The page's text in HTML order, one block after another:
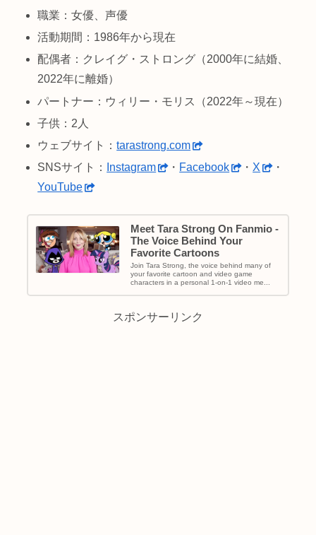
職業：女優、声優
活動期間：1986年から現在
配偶者：クレイグ・ストロング（2000年に結婚、
2022年に離婚）
パートナー：ウィリー・モリス（2022年～現在）
子供：2人
ウェブサイト：tarastrong.com
SNSサイト：
Instagram ・ Facebook ・ X
・
YouTube
Meet Tara Strong On Fanmio -
The Voice Behind Your
Favorite Cartoons
Join Tara Strong, the voice behind many of
your favorite cartoon and video game
characters in a personal 1-on-1 video me...
スポンサーリンク